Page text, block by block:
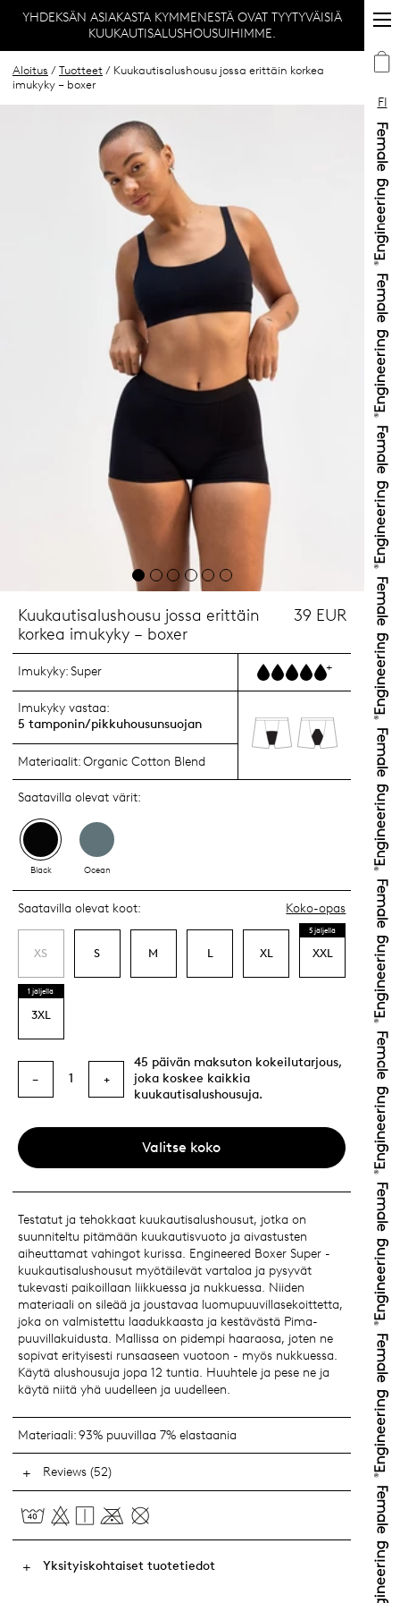
FI
YHDEKSÄN ASIAKASTA KYMMENESTÄ OVAT TYYTYVÄISIÄ
KUUKAUTISALUSHOUSUIHIMME.
Aloitus / Tuotteet / Kuukautisalushousu jossa erittäin korkea
imukyky – boxer
Kuukautisalushousu jossa erittäin
korkea imukyky – boxer
39 EUR
Imukyky:Super +
Imukyky vastaa:
5 tamponin/pikkuhousunsuojan
Materiaalit:Organic Cotton Blend
Saatavilla olevat värit:
Black Ocean
Saatavilla olevat koot: Koko-opas
XS S M L XL
5 jäljellä
XXL
1 jäljellä
3XL
− 1 +
45 päivän maksuton kokeilutarjous,
joka koskee kaikkia
kuukautisalushousuja.
Valitse koko
Testatut ja tehokkaat kuukautisalushousut, jotka on
suunniteltu pitämään kuukautisvuoto ja aivastusten
aiheuttamat vahingot kurissa. Engineered Boxer Super -
kuukautisalushousut myötäilevät vartaloa ja pysyvät
tukevasti paikoillaan liikkuessa ja nukkuessa. Niiden
materiaali on sileää ja joustavaa luomupuuvillasekoittetta,
joka on valmistettu laadukkaasta ja kestävästä Pima-
puuvillakuidusta. Mallissa on pidempi haaraosa, joten ne
sopivat erityisesti runsaaseen vuotoon - myös nukkuessa.
Käytä alushousuja jopa 12 tuntia. Huuhtele ja pese ne ja
käytä niitä yhä uudelleen ja uudelleen.
Materiaali:93% puuvillaa 7% elastaania
Reviews (52)
Yksityiskohtaiset tuotetiedot